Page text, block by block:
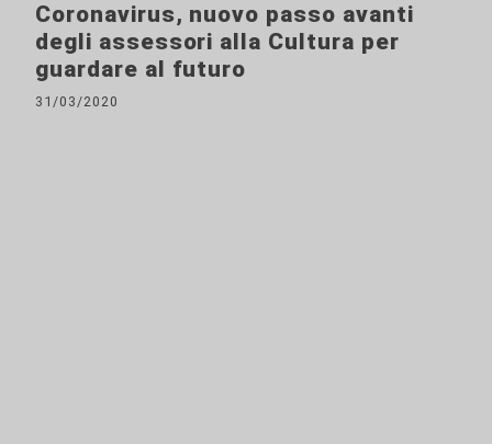
Coronavirus, nuovo passo avanti
degli assessori alla Cultura per
guardare al futuro
31/03/2020